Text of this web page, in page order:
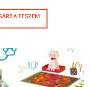
TESZEM